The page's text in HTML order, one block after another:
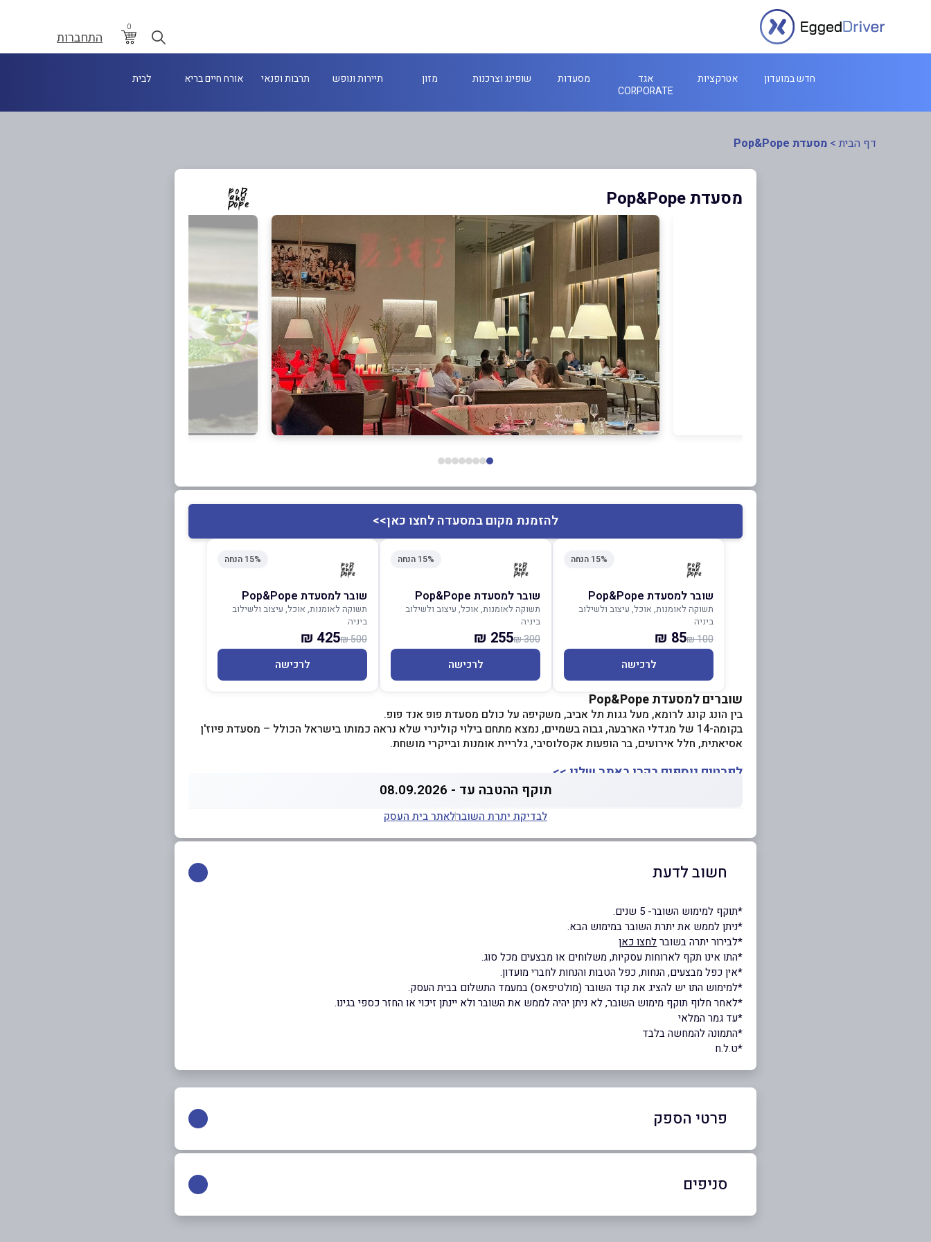
0
התחברות
חדש במועדון אטרקציות
אגד
CORPORATE
מסעדות שופינג וצרכנות מזון תיירות ונופש תרבות ופנאי אורח חיים בריא לבית
דף הבית > מסעדת Pop&Pope
מסעדת Pop&Pope
להזמנת מקום במסעדה לחצו כאן>>
15% הנחה
שובר למסעדת Pop&Pope
תשוקה לאומנות, אוכל, עיצוב ולשילוב
ביניה
100 ₪
85 ₪
לרכישה
15% הנחה
שובר למסעדת Pop&Pope
תשוקה לאומנות, אוכל, עיצוב ולשילוב
ביניה
300 ₪
255 ₪
לרכישה
15% הנחה
שובר למסעדת Pop&Pope
תשוקה לאומנות, אוכל, עיצוב ולשילוב
ביניה
500 ₪
425 ₪
לרכישה
שוברים למסעדת Pop&Pope
בין הונג קונג לרומא, מעל גגות תל אביב, משקיפה על כולם מסעדת פופ אנד פופ.
בקומה-14 של מגדלי הארבעה, גבוה בשמיים, נמצא מתחם בילוי קולינרי שלא נראה כמותו בישראל הכולל – מסעדת פיוז'ן
אסיאתית, חלל אירועים, בר הופעות אקסלוסיבי, גלריית אומנות ובייקרי מושחת.
לפרטים נוספים בקרו באתר שלנו >>
תוקף ההטבה עד - 08.09.2026
לבדיקת יתרת השוברלאתר בית העסק
חשוב לדעת
*תוקף למימוש השובר- 5 שנים.
*ניתן לממש את יתרת השובר במימוש הבא.
*לבירור יתרה בשוברלחצו כאן
*התו אינו תקף לארוחות עסקיות, משלוחים או מבצעים מכל סוג.
*אין כפל מבצעים, הנחות, כפל הטבות והנחות לחברי מועדון.
*למימוש התו יש להציג את קוד השובר (מולטיפאס) במעמד התשלום בבית העסק.
*לאחר חלוף תוקף מימוש השובר, לא ניתן יהיה לממש את השובר ולא יינתן זיכוי או החזר כספי בגינו.
*עד גמר המלאי
*התמונה להמחשה בלבד
*ט.ל.ח
פרטי הספק
03-759-5000
באתר
סניפים